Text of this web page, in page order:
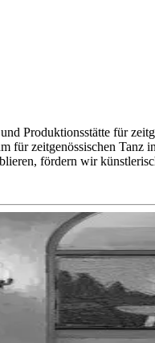
Produktionsstätte für
zeitgenössischen
fördern wir